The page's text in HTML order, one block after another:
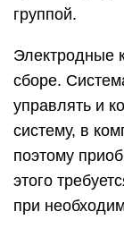
группой.
Электродные
сборе.
управлять и
систему, в
поэтому
этого
при